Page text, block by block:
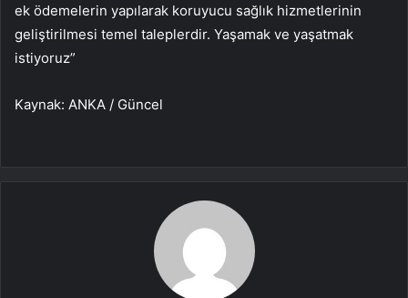
ek ödemelerin yapılarak koruyucu sağlık hizmetlerinin
geliştirilmesi temel taleplerdir. Yaşamak ve yaşatmak
istiyoruz”
Kaynak: ANKA / Güncel